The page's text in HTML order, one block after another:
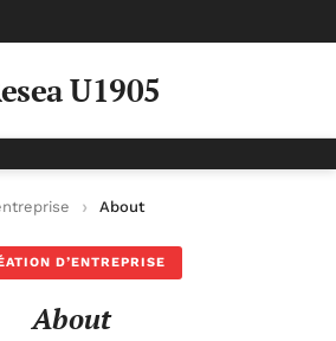
U1905
About
D’ENTREPRISE
About